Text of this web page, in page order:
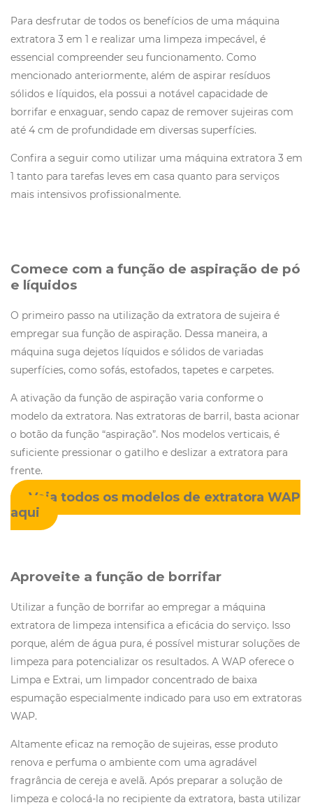
Para desfrutar de todos os benefícios de uma máquina
extratora 3 em 1 e realizar uma limpeza impecável, é
essencial compreender seu funcionamento. Como
mencionado anteriormente, além de aspirar resíduos
sólidos e líquidos, ela possui a notável capacidade de
borrifar e enxaguar, sendo capaz de remover sujeiras com
até 4 cm de profundidade em diversas superfícies.
Confira a seguir como utilizar uma máquina extratora 3 em
1 tanto para tarefas leves em casa quanto para serviços
mais intensivos profissionalmente.
Comece com a função de aspiração de pó
e líquidos
O primeiro passo na utilização da extratora de sujeira é
empregar sua função de aspiração. Dessa maneira, a
máquina suga dejetos líquidos e sólidos de variadas
superfícies, como sofás, estofados, tapetes e carpetes.
A ativação da função de aspiração varia conforme o
modelo da extratora. Nas extratoras de barril, basta acionar
o botão da função “aspiração”. Nos modelos verticais, é
suficiente pressionar o gatilho e deslizar a extratora para
frente.
Veja todos os modelos de extratora WAP
aqui
Aproveite a função de borrifar
Utilizar a função de borrifar ao empregar a máquina
extratora de limpeza intensifica a eficácia do serviço. Isso
porque, além de água pura, é possível misturar soluções de
limpeza para potencializar os resultados. A WAP oferece o
Limpa e Extrai, um limpador concentrado de baixa
espumação especialmente indicado para uso em extratoras
WAP.
Altamente eficaz na remoção de sujeiras, esse produto
renova e perfuma o ambiente com uma agradável
fragrância de cereja e avelã. Após preparar a solução de
limpeza e colocá-la no recipiente da extratora, basta utilizar